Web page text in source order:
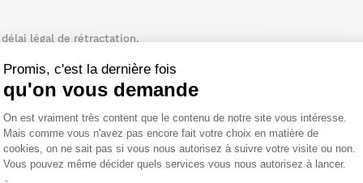
Promis, c'est la dernière fois
qu'on vous demande
Plateforme de Gestion du
On est vraiment très content que le contenu de notre site vous intéresse.
Mais comme vous n'avez pas encore fait votre choix en matière de
cookies, on ne sait pas si vous nous autorisez à suivre votre visite ou non.
Vous pouvez même décider quels services vous nous autorisez à lancer.
des pieds droits en métal noir qui soutiennent 2
créant un contraste visuel à la fois subtil et
est particulièrement accentué par la forme organique
dimension esthétique unique, rompant avec les lignes
meubles modernes. Cette esthétique organique offre
à la convivialité. Ces tables de salon organiques
de la
et esthétiques. Vous avez la possibilité de les
idéal lorsque vous recevez des invités, ou séparément.
que ce soit pour poser des boissons, des livres ou des
délai légal de rétractation.